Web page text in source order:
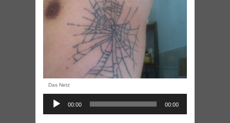
Das Netz
00:00 00:00